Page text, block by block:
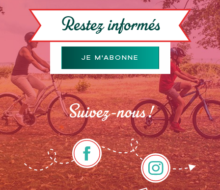
Restez informés
JE M'ABONNE
Suivez-nous !